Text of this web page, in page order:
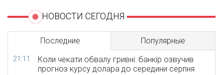
НОВОСТИ СЕГОДНЯ
Последние Популярные
21:11
Коли чекати обвалу гривні: банкір озвучив
прогноз курсу долара до середини серпня